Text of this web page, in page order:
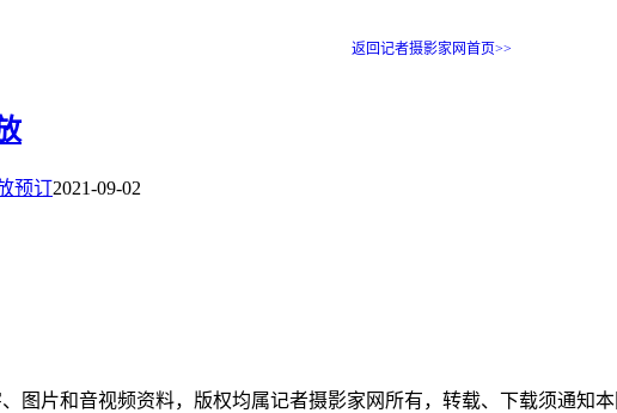
返回记者摄影家网首页>>
预订2021-09-02
图片和音视频资料，版权均属记者摄影家网所有，转载、下载须通知